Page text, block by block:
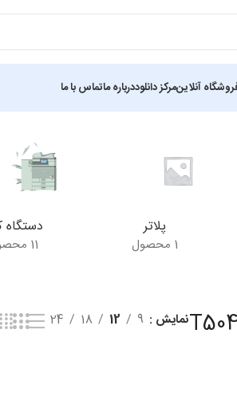
آنلاینمرکز دانلوددرباره ماتماس با ما
پلاتر
1 محصول
دستگاه
11 محصول
نمایش 9
12
18
24